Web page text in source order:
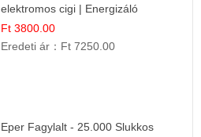
elektromos cigi | Energizáló
Gyümölcs Íz
Ft 3800.00
Eredeti ár： Ft 7250.00
Eper Fagylalt - 25.000 Slukkos